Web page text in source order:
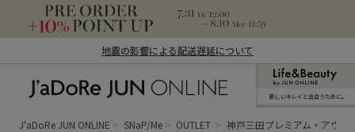
地震の影響による配送遅延について
ン オンライン）
新しいキレイと出合うために。
J'aDoRe JUN ONLINE SNaP/Me OUTLET 神戸三田プレミアム・アウト